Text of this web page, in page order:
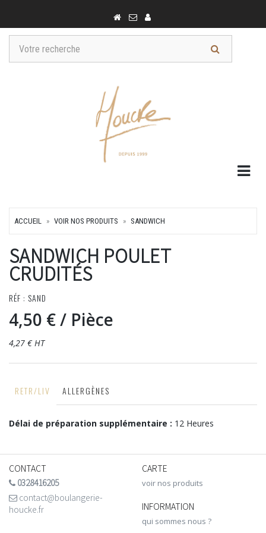
ACCUEIL VOIR NOS PRODUITS SANDWICH
SANDWICH POULET
CRUDITÉS
RÉF : SAND
4,50 €/ Pièce
4,27 € HT
RETR/LIV ALLERGÈNES
Délai de préparation supplémentaire : 12 Heures
CONTACT
0328416205
contact@boulangerie-
houcke.fr
CARTE
voir nos produits
INFORMATION
qui sommes nous ?